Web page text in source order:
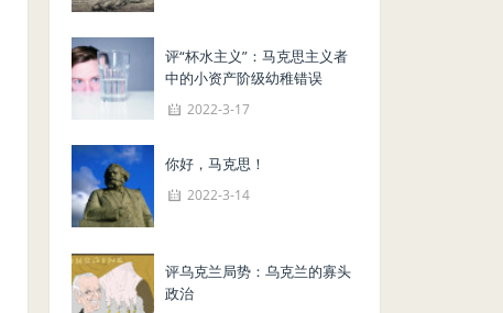
评“杯水主义”：马克思主义者
中的小资产阶级幼稚错误
2022-3-17
你好，马克思！
2022-3-14
评乌克兰局势：乌克兰的寡头
政治